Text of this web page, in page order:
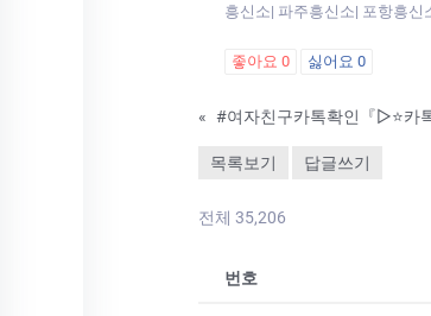
흥신소| 파주흥신소| 포항흥
좋아요 0 싫어요 0
«
목록보기 답글쓰기
전체 35,206
번호